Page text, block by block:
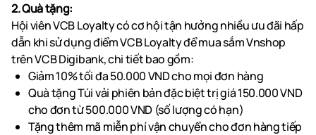
2. Quà tặng:
Hội viên VCB Loyalty có cơ hội tận hưởng nhiều ưu đãi hấp
dẫn khi sử dụng điểm VCB Loyalty để mua sắm Vnshop
trên VCB Digibank, chi tiết bao gồm:
Giảm 10% tối đa 50.000 VND cho mọi đơn hàng
Quà tặng Túi vải phiên bản đặc biệt trị giá 150.000 VND
cho đơn từ 500.000 VND (số lượng có hạn)
Tặng thêm mã miễn phí vận chuyển cho đơn hàng tiếp